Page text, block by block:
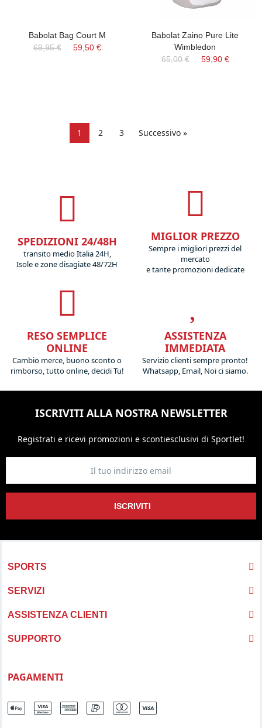
Babolat Bag Court M
69,95 €
59,50 €
Babolat Zaino Pure Lite
Wimbledon
65,00 €
59,90 €
1 2 3 Successivo »
SPEDIZIONI 24/48H
transito medio Italia 24H,
Isole e zone disagiate 48/72H
MIGLIOR PREZZO
Sempre i migliori prezzi del
mercato
e tante promozioni dedicate
RESO SEMPLICE
ONLINE
Cambio merce, buono sconto o
rimborso, tutto online, decidi Tu!
ASSISTENZA
IMMEDIATA
Servizio clienti sempre pronto!
Whatsapp, Email, Noi ci siamo.
ISCRIVITI ALLA NOSTRA NEWSLETTER
Registrati e ricevi promozioni e scontiesclusivi di Sportlet!
ISCRIVITI
SPORTS
SERVIZI
ASSISTENZA CLIENTI
SUPPORTO
PAGAMENTI